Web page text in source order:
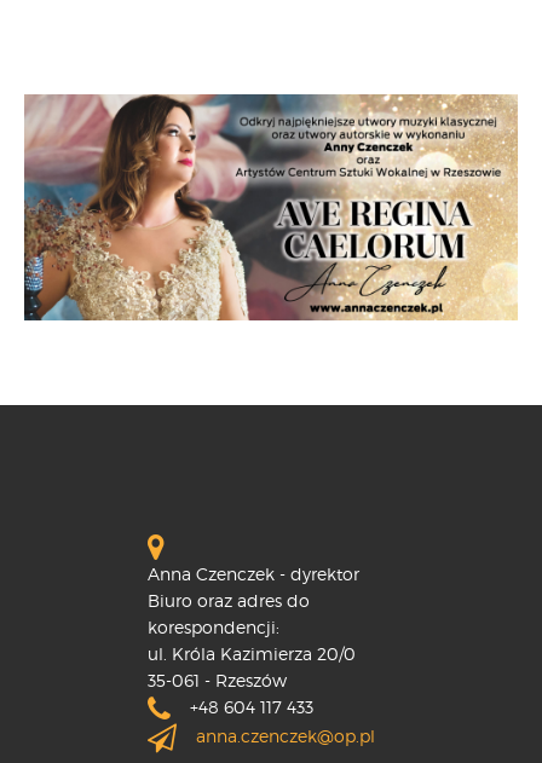
Anna Czenczek - dyrektor
Biuro oraz adres do
korespondencji:
ul. Króla Kazimierza 20/0
35-061 - Rzeszów
+48 604 117 433
anna.czenczek@op.pl